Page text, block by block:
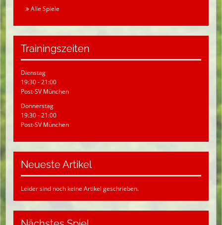
Alle Spiele
Trainingszeiten
Dienstag
19:30 - 21:00
Post-SV München
Donnerstag
19:30 - 21:00
Post-SV München
Neueste Artikel
Leider sind noch keine Artikel geschrieben.